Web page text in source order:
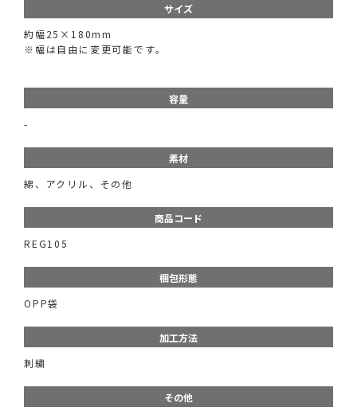
サイズ
約幅25×180mm
※幅は自由に変更可能です。
容量
-
素材
綿、アクリル、その他
商品コード
REG105
梱包形態
OPP袋
加工方法
刺繍
その他